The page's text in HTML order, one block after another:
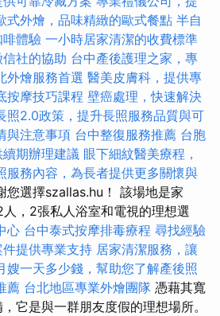
式外燴，品味精緻的歐式餐點 半自
體驗 一小時居家清潔的收費標準
社的協助 台中產後護理之家，專
外燴服務首選 醫美皮膚科，提供專
按摩技巧課程 壁癌處理，快速解決
照2.0政策，提升長照服務品質與可
與注意事項 台中整復服務推薦 台胞
期辦理建議 眼下細紋醫美療程，
服務內容，為長者提供更多關懷與
您選擇szallas.hu！ 該場地是家
，2張私人浴室和電視的理想選
心 台中泰式按摩排毒療程 尋找經驗
提供專業支持 居家清潔服務，讓
嫂一天多少錢，幫助您了解產後照
薦 台北地區專業外燴團隊 憑藉其寬
它是與一群朋友度假的理想場所。